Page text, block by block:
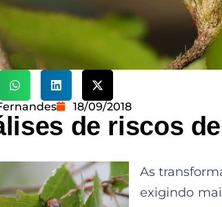
18/09/2018
de riscos
As
exigindo